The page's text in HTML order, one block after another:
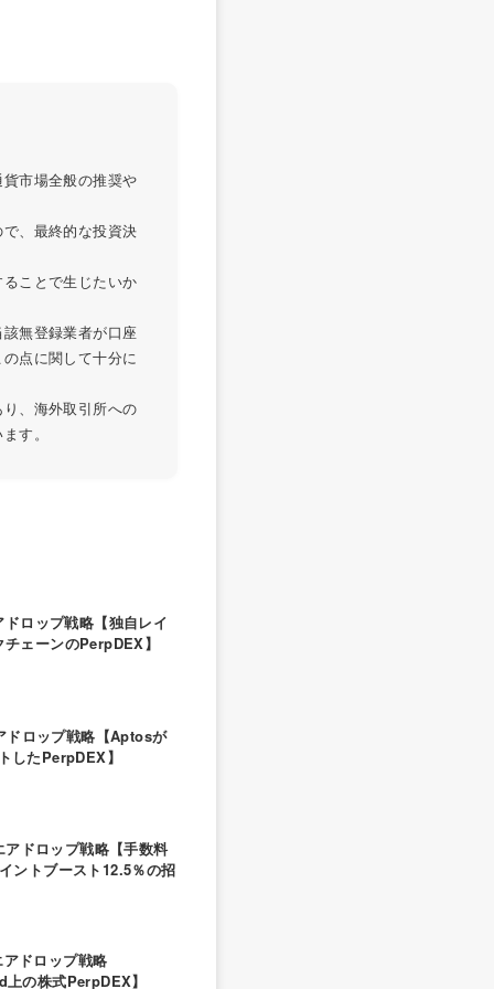
市場全般の推奨や
、最終的な投資決
ことで生じたいか
無登録業者が口座
点に関して十分に
、海外取引所への
す。
ロップ戦略【独自レイ
ェーンのPerpDEX】
ドロップ戦略【Aptosが
したPerpDEX】
ドロップ戦略【手数料
ントブースト12.5％の招
ドロップ戦略
の株式PerpDEX】